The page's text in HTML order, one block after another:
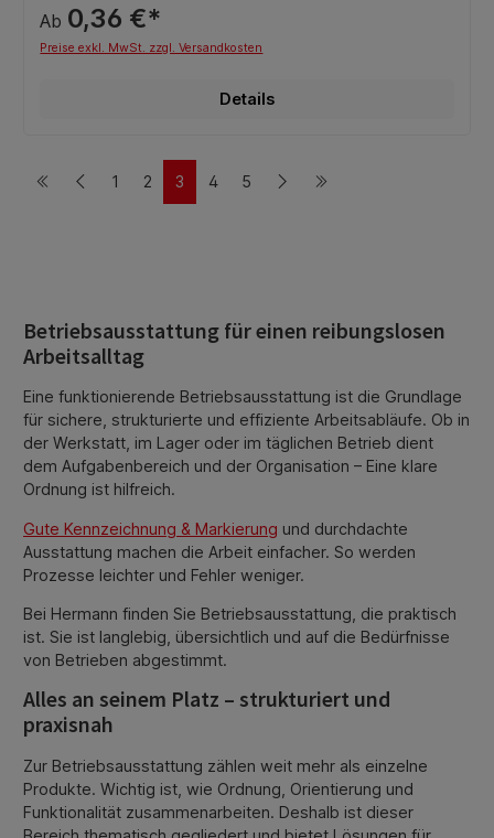
Ab 0,36 €*
Preise exkl. MwSt. zzgl. Versandkosten
Details
Seite
1
Seite
2
Seite
3
Seite
4
Seite
5
Betriebsausstattung für einen reibungslosen
Arbeitsalltag
Eine funktionierende Betriebsausstattung ist die Grundlage
für sichere, strukturierte und effiziente Arbeitsabläufe. Ob in
der Werkstatt, im Lager oder im täglichen Betrieb dient
dem Aufgabenbereich und der Organisation – Eine klare
Ordnung ist hilfreich.
Gute Kennzeichnung & Markierung und durchdachte
Ausstattung machen die Arbeit einfacher. So werden
Prozesse leichter und Fehler weniger.
Bei Hermann finden Sie Betriebsausstattung, die praktisch
ist. Sie ist langlebig, übersichtlich und auf die Bedürfnisse
von Betrieben abgestimmt.
Alles an seinem Platz – strukturiert und
praxisnah
Zur Betriebsausstattung zählen weit mehr als einzelne
Produkte. Wichtig ist, wie Ordnung, Orientierung und
Funktionalität zusammenarbeiten. Deshalb ist dieser